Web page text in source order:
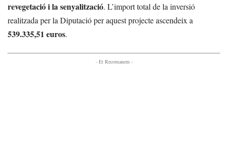
revegetació i la senyalització. L’import total de la inversió
realitzada per la Diputació per aquest projecte ascendeix a
539.335,51 euros.
- Et Recomanem -